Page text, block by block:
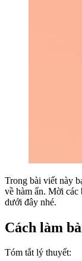
Trong bài viết này
về hàm ẩn. Mời các
dưới đây nhé.
Cách làm
Tóm tắt lý thuyết: